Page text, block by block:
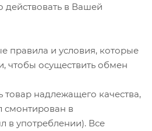
действовать в Вашей
правила и условия, которые
чтобы осуществить обмен
надлежащего качества,
смонтирован в
в употреблении). Все